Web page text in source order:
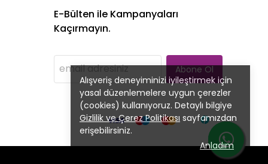
Alışveriş deneyiminizi iyileştirmek için
yasal düzenlemelere uygun çerezler
(cookies) kullanıyoruz. Detaylı bilgiye
Gizlilik ve Çerez Politikası sayfamızdan
erişebilirsiniz.
Anladım
E-Bülten ile Kampanyaları
Kaçırmayın.
Abone Ol